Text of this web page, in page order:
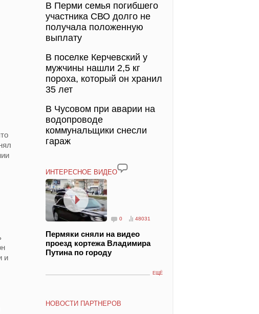
и
В Перми семья погибшего
участника СВО долго не
получала положенную
выплату
В поселке Керчевский у
мужчины нашли 2,5 кг
пороха, который он хранил
35 лет
В Чусовом при аварии на
водопроводе
коммунальщики снесли
гараж
ИНТЕРЕСНОЕ ВИДЕО
0 48031
Пермяки сняли на видео
проезд кортежа Владимира
Путина по городу
ЕЩЁ
НОВОСТИ ПАРТНЕРОВ